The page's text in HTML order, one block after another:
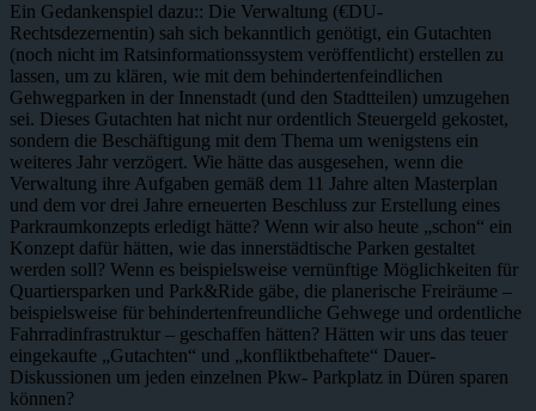
Ein Gedankenspiel dazu:: Die Verwaltung (€DU-
Rechtsdezernentin) sah sich bekanntlich genötigt, ein Gutachten
(noch nicht im Ratsinformationssystem veröffentlicht) erstellen zu
lassen, um zu klären, wie mit dem behindertenfeindlichen
Gehwegparken in der Innenstadt (und den Stadtteilen) umzugehen
sei. Dieses Gutachten hat nicht nur ordentlich Steuergeld gekostet,
sondern die Beschäftigung mit dem Thema um wenigstens ein
weiteres Jahr verzögert. Wie hätte das ausgesehen, wenn die
Verwaltung ihre Aufgaben gemäß dem 11 Jahre alten Masterplan
und dem vor drei Jahre erneuerten Beschluss zur Erstellung eines
Parkraumkonzepts erledigt hätte? Wenn wir also heute „schon“ ein
Konzept dafür hätten, wie das innerstädtische Parken gestaltet
werden soll? Wenn es beispielsweise vernünftige Möglichkeiten für
Quartiersparken und Park&Ride gäbe, die planerische Freiräume –
beispielsweise für behindertenfreundliche Gehwege und ordentliche
Fahrradinfrastruktur – geschaffen hätten? Hätten wir uns das teuer
eingekaufte „Gutachten“ und „konfliktbehaftete“ Dauer-
Diskussionen um jeden einzelnen Pkw- Parkplatz in Düren sparen
können?